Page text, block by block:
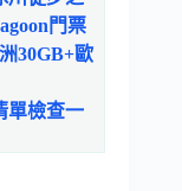
門票
30GB+歐
單檢查一